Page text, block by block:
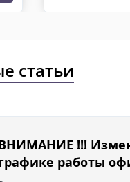
статьи
!!!
работы